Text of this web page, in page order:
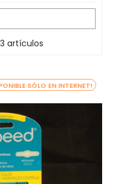
artículos
SÓLO EN INTERNET!